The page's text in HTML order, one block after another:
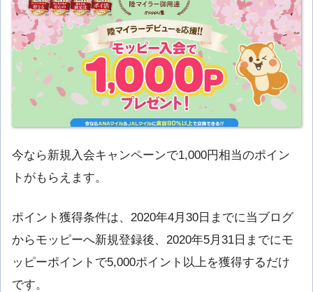
今なら新規入会キャンペーンで1,000円相当のポイン
トがもらえます。
ポイント獲得条件は、2020年4月30日までに当ブログ
からモッピーへ新規登録後、2020年5月31日までにモ
ッピーポイントで5,000ポイント以上を獲得するだけ
です。